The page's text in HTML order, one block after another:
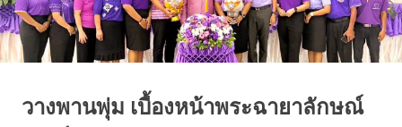
วางพานพุ่ม เบื้องหน้าพระฉายาลักษณ์